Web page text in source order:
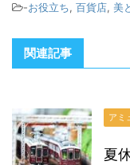
-お役立ち, 百貨店, 美
関連記事
アミ
夏